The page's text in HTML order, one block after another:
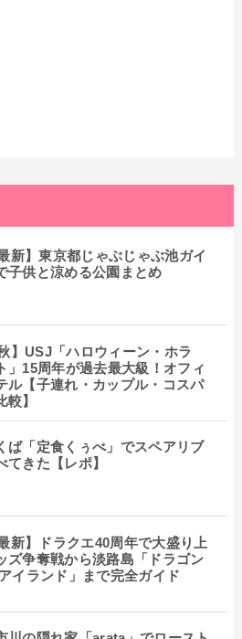
新】東京都じゃぶじゃぶ池ガイ
子供と涼める公園まとめ
】USJ「ハロウィーン・ホラ
」15周年が過去最大級！オフィ
ル【子連れ・カップル・コスパ
較】
ば「定食くぅべ」でスペアリブ
てきた【レポ】
新】ドラクエ40周年で大盛り上
ズ争奪戦から淡路島「ドラゴン
イランド」まで完全ガイド